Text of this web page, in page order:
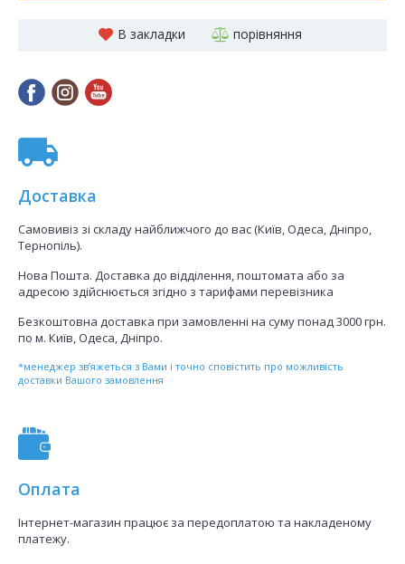
В закладки порівняння
Доставка
Самовивіз зі складу найближчого до вас (Київ, Одеса, Дніпро,
Тернопіль).
Нова Пошта. Доставка до відділення, поштомата або за
адресою здійснюється згідно з тарифами перевізника
Безкоштовна доставка при замовленні на суму понад 3000 грн.
по м. Київ, Одеса, Дніпро.
*менеджер зв’яжеться з Вами і точно сповістить про можливість
доставки Вашого замовлення
Оплата
Інтернет-магазин працює за передоплатою та накладеному
платежу.